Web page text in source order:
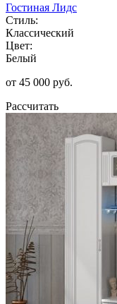
Гостиная Лидс
Стиль:
Классический
Цвет:
Белый
от 45 000 руб.
Рассчитать